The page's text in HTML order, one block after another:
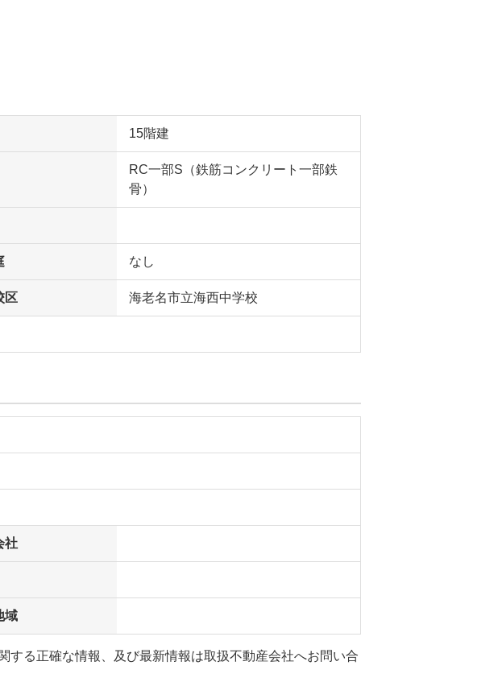
15階建
RC一部S（鉄筋コンクリート一部鉄
骨）
なし
区 海老名市立海西中学校
社
域
する正確な情報、及び最新情報は取扱不動産会社へお問い合